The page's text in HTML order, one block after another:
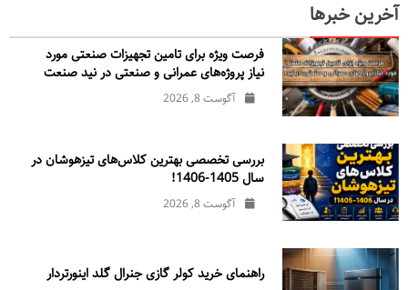
آخرین خبرها
فرصت ویژه برای تامین تجهیزات صنعتی مورد
نیاز پروژه‌های عمرانی و صنعتی در نید صنعت
آگوست 8, 2026
بررسی تخصصی بهترین کلاس‌های تیزهوشان در
سال 1405-1406!
آگوست 8, 2026
راهنمای خرید کولر گازی جنرال‌ گلد اینورتر‌دار